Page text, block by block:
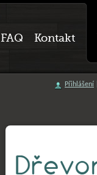
Přihlášení
FAQ Kontakt